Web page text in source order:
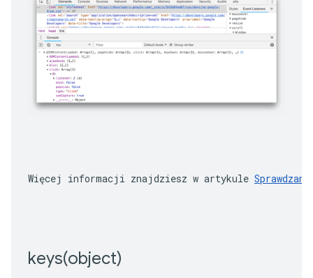
Więcej informacji znajdziesz w artykule
keys(object)